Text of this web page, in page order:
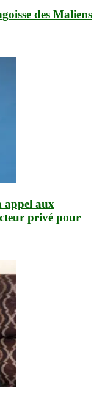
des Maliens
appel aux
privé pour